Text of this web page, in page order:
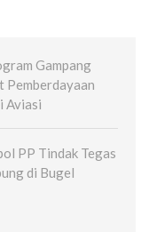
Gampang
Pemberdayaan
Aviasi
PP Tindak Tegas
di Bugel